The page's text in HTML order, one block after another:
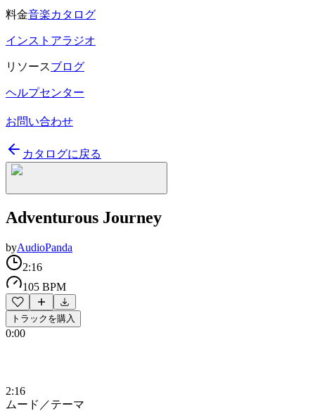
料金音楽カタログ
インストアラジオ
リソースブログ
ヘルプセンター
お問い合わせ
カタログに戻る
Adventurous Journey
byAudioPanda
2:16
105 BPM
トラックを購入
0:00
2:16
ムード／テーマ